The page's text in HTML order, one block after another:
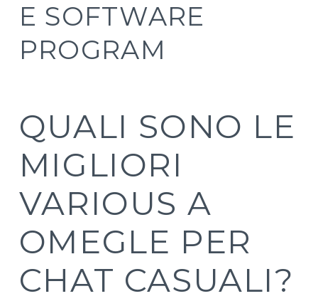
E SOFTWARE
PROGRAM
QUALI SONO LE
MIGLIORI
VARIOUS A
OMEGLE PER
CHAT CASUALI?